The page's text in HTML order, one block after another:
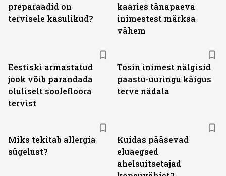
preparaadid on
tervisele kasulikud?
kaaries tänapaeva
inimestest märksa
vähem
Eestiski armastatud
jook võib parandada
oluliselt soolefloora
tervist
Tosin inimest nälgisid
paastu-uuringu käigus
terve nädala
Miks tekitab allergia
sügelust?
Kuidas pääsevad
eluaegsed
ahelsuitsetajad